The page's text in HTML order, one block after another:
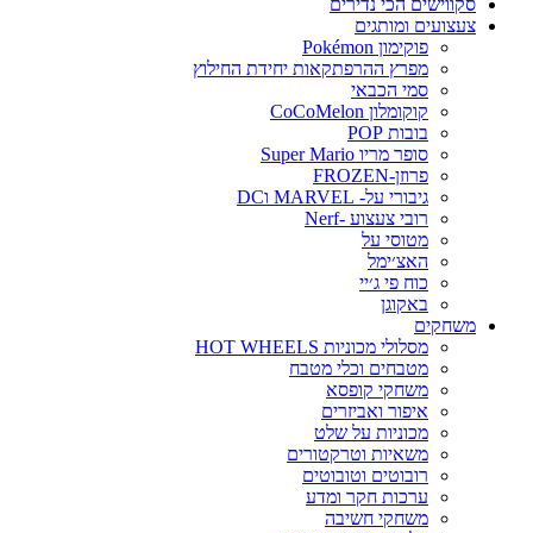
סקווישים הכי נדירים
צעצועים ומותגים
פוקימון Pokémon
מפרץ ההרפתקאות יחידת החילוץ
סמי הכבאי
קוקומלון CoCoMelon
בובות POP
סופר מריו Super Mario
פרוזן-FROZEN
גיבורי על- MARVEL וDC
רובי צעצוע -Nerf
מטוסי על
האצ׳ימל
כוח פי ג׳יי
באקוגן
משחקים
מסלולי מכוניות HOT WHEELS
מטבחים וכלי מטבח
משחקי קופסא
איפור ואביזרים
מכוניות על שלט
משאיות וטרקטורים
רובוטים וטובוטים
ערכות חקר ומדע
משחקי חשיבה